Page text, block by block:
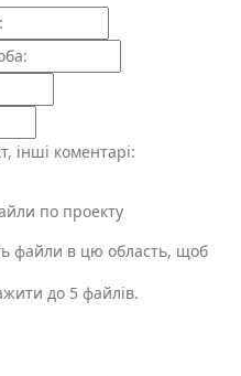
інші коментарі:
по проекту
файли в цю область, щоб
до 5 файлів.